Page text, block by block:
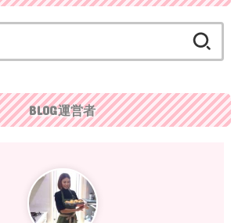
索:
BLOG運営者